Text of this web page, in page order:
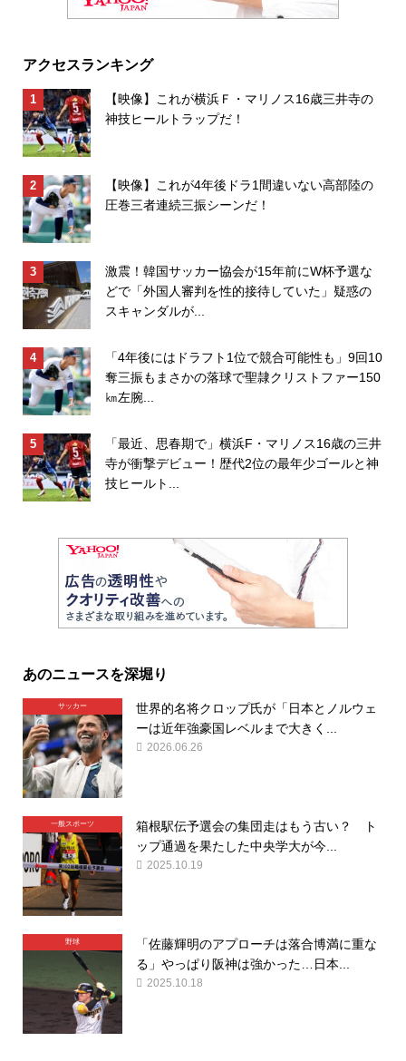
アクセスランキング
【映像】これが横浜Ｆ・マリノス16歳三井寺の
神技ヒールトラップだ！
【映像】これが4年後ドラ1間違いない高部陸の
圧巻三者連続三振シーンだ！
激震！韓国サッカー協会が15年前にW杯予選な
どで「外国人審判を性的接待していた」疑惑の
スキャンダルが...
「4年後にはドラフト1位で競合可能性も」9回10
奪三振もまさかの落球で聖隷クリストファー150
㎞左腕...
「最近、思春期で」横浜F・マリノス16歳の三井
寺が衝撃デビュー！歴代2位の最年少ゴールと神
技ヒールト...
あのニュースを深堀り
サッカー
世界的名将クロップ氏が「日本とノルウェ
ーは近年強豪国レベルまで大きく...
2026.06.26
一般スポーツ
箱根駅伝予選会の集団走はもう古い？ ト
ップ通過を果たした中央学大が今...
2025.10.19
野球
「佐藤輝明のアプローチは落合博満に重な
る」やっぱり阪神は強かった…日本...
2025.10.18